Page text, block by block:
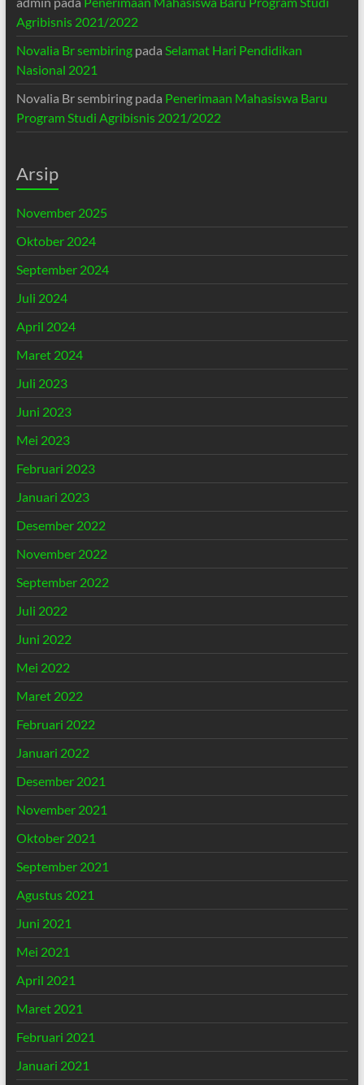
Agribisnis 2021/2022
Novalia Br sembiringpada Selamat Hari Pendidikan
Nasional 2021
Novalia Br sembiringpada Penerimaan Mahasiswa Baru
Program Studi Agribisnis 2021/2022
Arsip
November 2025
Oktober 2024
September 2024
Juli 2024
April 2024
Maret 2024
Juli 2023
Juni 2023
Mei 2023
Februari 2023
Januari 2023
Desember 2022
November 2022
September 2022
Juli 2022
Juni 2022
Mei 2022
Maret 2022
Februari 2022
Januari 2022
Desember 2021
November 2021
Oktober 2021
September 2021
Agustus 2021
Juni 2021
Mei 2021
April 2021
Maret 2021
Februari 2021
Januari 2021